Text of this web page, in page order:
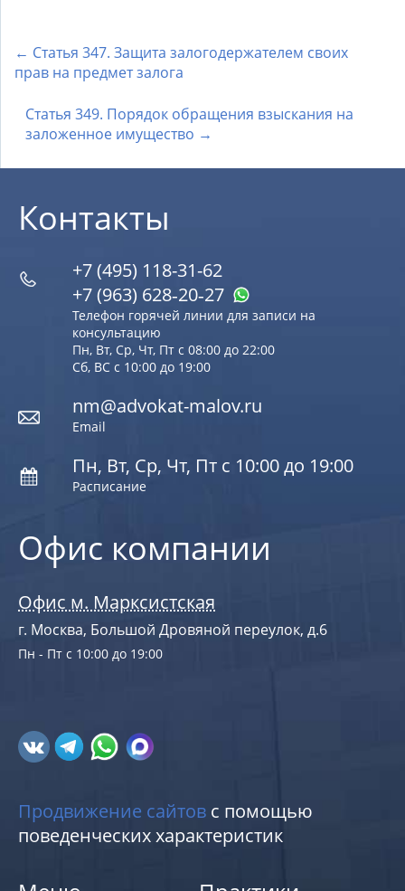
← Статья 347. Защита залогодержателем своих
прав на предмет залога
Статья 349. Порядок обращения взыскания на
заложенное имущество →
Офис компании
Офис м. Марксистская
г. Москва, Большой Дровяной переулок, д.6
Пн - Пт с 10:00 до 19:00
Контакты
+7 (495) 118-31-62
+7 (963) 628‑20‑27
Телефон горячей линии для записи на
консультацию
Пн, Вт, Ср, Чт, Пт с 08:00 до 22:00
Сб, ВС с 10:00 до 19:00
nm@advokat-malov.ru
Email
Пн, Вт, Ср, Чт, Пт с 10:00 до 19:00
Расписание
Продвижение сайтов с помощью
поведенческих характеристик